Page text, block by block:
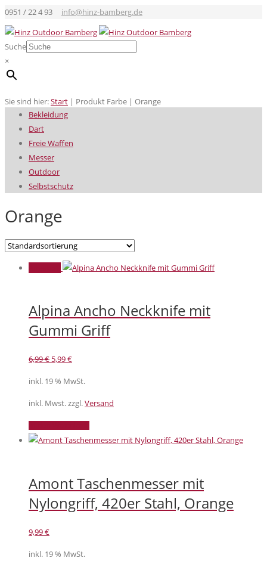
0951 / 22 4 93 info@hinz-bamberg.de
Suche
×
Sie sind hier:Start | Produkt Farbe | Orange
Bekleidung
Dart
Freie Waffen
Messer
Outdoor
Selbstschutz
Orange
Alpina Ancho Neckknife mit
Gummi Griff
6,99€ Ursprünglicher
war:
6,99 €
5,99€Aktueller
ist:
5,99 €.
inkl. 19 % MwSt.
inkl. Mwst. zzgl.Versand
Amont Taschenmesser mit
Nylongriff, 420er Stahl, Orange
9,99€
inkl. 19 % MwSt.